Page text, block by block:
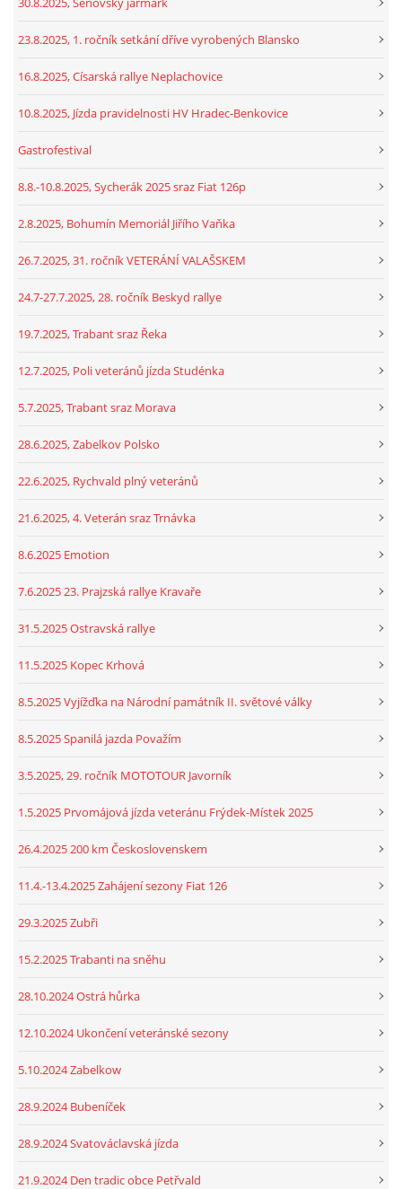
23.8.2025, 1. ročník setkání dříve vyrobených Blansko
16.8.2025, Císarská rallye Neplachovice
10.8.2025, Jízda pravidelnosti HV Hradec-Benkovice
Gastrofestival
8.8.-10.8.2025, Sycherák 2025 sraz Fiat 126p
2.8.2025, Bohumín Memoriál Jiřího Vaňka
26.7.2025, 31. ročník VETERÁNÍ VALAŠSKEM
24.7-27.7.2025, 28. ročník Beskyd rallye
19.7.2025, Trabant sraz Řeka
12.7.2025, Poli veteránů jízda Studénka
5.7.2025, Trabant sraz Morava
28.6.2025, Zabelkov Polsko
22.6.2025, Rychvald plný veteránů
21.6.2025, 4. Veterán sraz Trnávka
8.6.2025 Emotion
7.6.2025 23. Prajzská rallye Kravaře
31.5.2025 Ostravská rallye
11.5.2025 Kopec Krhová
8.5.2025 Vyjížďka na Národní památník II. světové války
8.5.2025 Spanilá jazda Považím
3.5.2025, 29. ročník MOTOTOUR Javorník
1.5.2025 Prvomájová jízda veteránu Frýdek-Místek 2025
26.4.2025 200 km Československem
11.4.-13.4.2025 Zahájení sezony Fiat 126
29.3.2025 Zubři
15.2.2025 Trabanti na sněhu
28.10.2024 Ostrá hůrka
12.10.2024 Ukončení veteránské sezony
5.10.2024 Zabelkow
28.9.2024 Bubeníček
28.9.2024 Svatováclavská jízda
21.9.2024 Den tradic obce Petřvald